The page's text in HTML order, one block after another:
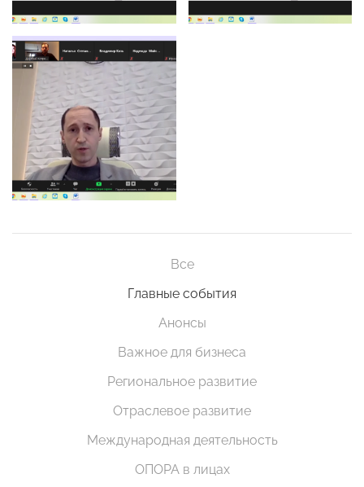
Все
Главные события
Анонсы
Важное для бизнеса
Региональное развитие
Отраслевое развитие
Международная деятельность
ОПОРА в лицах